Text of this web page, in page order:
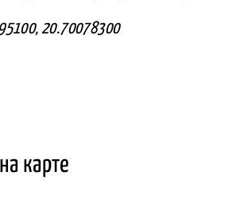
20.70078300
карте